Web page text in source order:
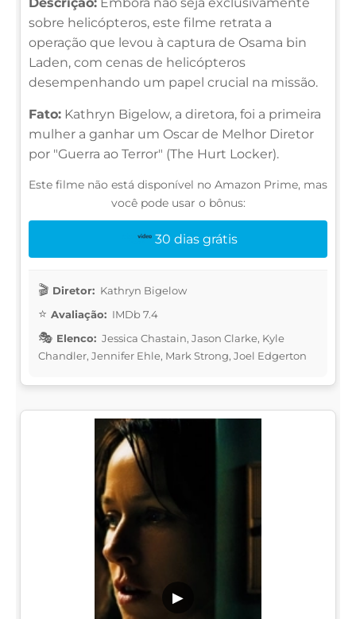
sobre helicópteros, este filme retrata a
operação que levou à captura de Osama bin
Laden, com cenas de helicópteros
desempenhando um papel crucial na missão.
Fato: Kathryn Bigelow, a diretora, foi a primeira
mulher a ganhar um Oscar de Melhor Diretor
por "Guerra ao Terror" (The Hurt Locker).
Este filme não está disponível no Amazon Prime, mas
você pode usar o bônus:
30 dias grátis
Diretor: Kathryn Bigelow
Avaliação: IMDb 7.4
Elenco: Jessica Chastain, Jason Clarke, Kyle
Chandler, Jennifer Ehle, Mark Strong, Joel Edgerton
▶